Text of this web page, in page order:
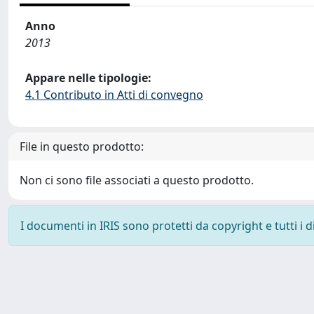
Anno
2013
Appare nelle tipologie:
4.1 Contributo in Atti di convegno
File in questo prodotto:
Non ci sono file associati a questo prodotto.
I documenti in IRIS sono protetti da copyright e tutti i